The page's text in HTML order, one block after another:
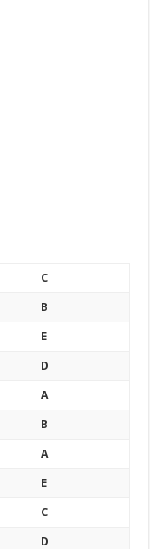
C
B
E
D
A
B
A
E
C
D